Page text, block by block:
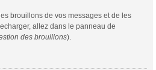
brouillons de vos messages et de les
allez dans le panneau de
des brouillons).